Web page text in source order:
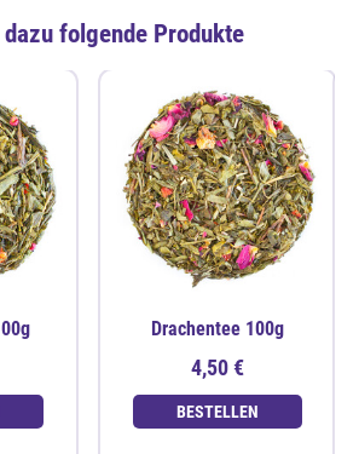
dazu folgende Produkte
Drachentee 100g
4,50 €
BESTELLEN